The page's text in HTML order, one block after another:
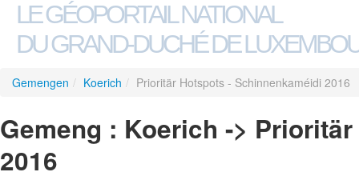
LE GÉOPORTAIL NATIONAL
DU GRAND-DUCHÉ DE
Gemengen / Koerich / Prioritär Hotspots - Schinnenkaméidi 2016
Gemeng : Koerich ->
2016